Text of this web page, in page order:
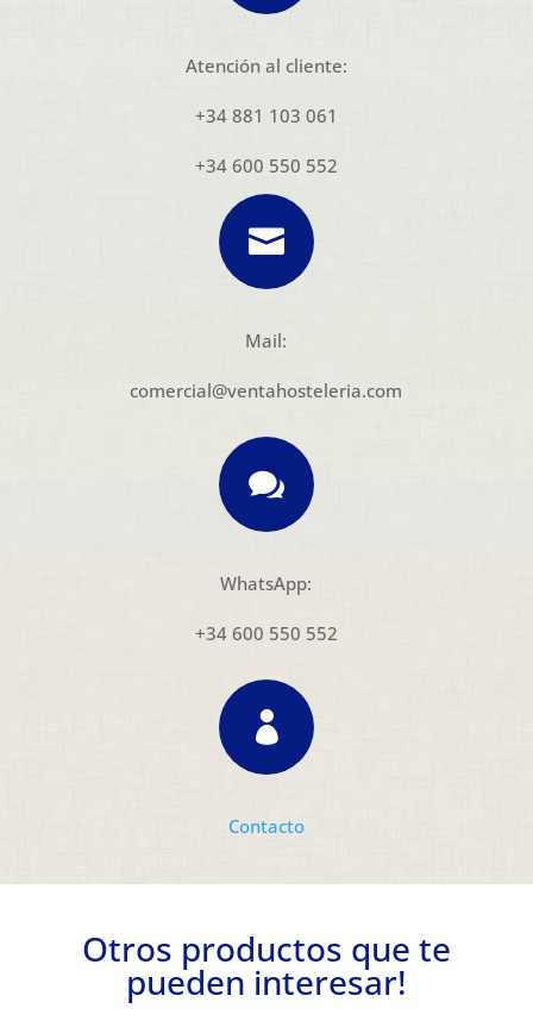
Atención al cliente:
+34 881 103 061
+34 600 550 552

Mail:
comercial@ventahosteleria.com

WhatsApp:
+34 600 550 552

Contacto
Otros productos que te
pueden interesar!